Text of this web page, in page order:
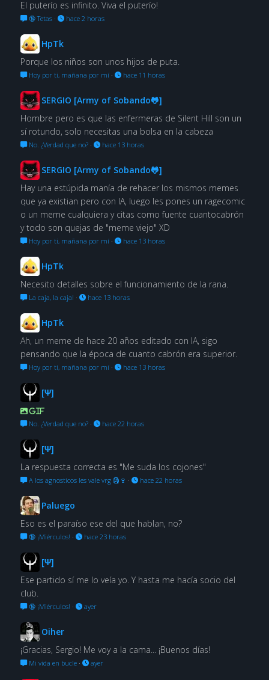
El puterío es infinito. Viva el puterío!
🔞 Tetas· hace 2 horas
HpTk
Porque los niños son unos hijos de puta.
Hoy por ti, mañana por mí· hace 11 horas
SERGIO [Army of Sobando🐸]
Hombre pero es que las enfermeras de Silent Hill son un
sí rotundo, solo necesitas una bolsa en la cabeza
No. ¿Verdad que no?· hace 13 horas
SERGIO [Army of Sobando🐸]
Hay una estúpida manía de rehacer los mismos memes
que ya existian pero con IA, luego les pones un ragecomic
o un meme cualquiera y citas como fuente cuantocabrón
y todo son quejas de "meme viejo" XD
Hoy por ti, mañana por mí· hace 13 horas
HpTk
Necesito detalles sobre el funcionamiento de la rana.
La caja, la caja! · hace 13 horas
HpTk
Ah, un meme de hace 20 años editado con IA, sigo
pensando que la época de cuanto cabrón era superior.
Hoy por ti, mañana por mí· hace 13 horas
[Ψ]
GIF
No. ¿Verdad que no?· hace 22 horas
[Ψ]
La respuesta correcta es "Me suda los cojones"
A los agnosticos les vale vrg 🗿🍷 · hace 22 horas
Paluego
Eso es el paraíso ese del que hablan, no?
🔞 ¡Miérculos! · hace 23 horas
[Ψ]
Ese partido sí me lo veía yo. Y hasta me hacía socio del
club.
🔞 ¡Miérculos! · ayer
Oiher
¡Gracias, Sergio! Me voy a la cama... ¡Buenos días!
Mi vida en bucle· ayer